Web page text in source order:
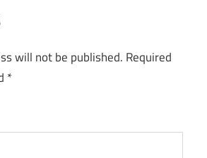
will not be published. Required
*